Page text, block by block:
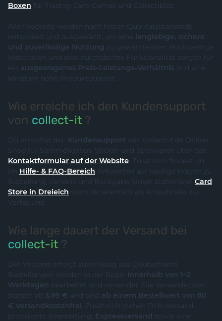
Boxen für Trading Card Games und Collectibles.
Alle Produkte werden nach festen Qualitätsstandards
entwickelt und ausgewählt, um eine langlebige, sichere
und zuverlässige Nutzung zu gewährleisten. Hochwertige
Materialien und eine durchdachte Funktionalität sorgen für
ein ausgewogenes Preis-Leistungs-Verhältnis und eine
konstant hohe Produktqualität.
Wie erreiche ich den Kundensupport
von collect-it ?
Du erreichst den Kundensupport von collect-it.de Online
Shop für Sammelkarten, Sticker und Spielwaren über das
Kontaktformular auf der Website. Zusätzlich findest du
im Hilfe- & FAQ-Bereich Antworten auf häufige Fragen zu
Bestellung, Versand und Rückgabe. Unser stationärer Card
Store in Dreieich steht dir ebenfalls als Anlaufstelle zur
Verfügung.
Wie lange dauert der Versand bei
collect-it ?
Der Versand erfolgt zuverlässig aus Deutschland.
Bestellungen werden in der Regel innerhalb von 1–2
Werktagen bearbeitet und versendet. Die Versandkosten
starten ab 3,99 € und sind ab einem Bestellwert von 80
€ versandkostenfrei. Zusätzlich stehen DHL-Versand,
priorisierte Bearbeitung, Expressversand sowie eine